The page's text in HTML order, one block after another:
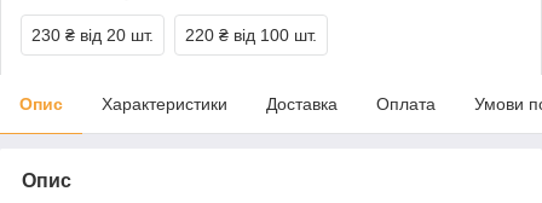
230 ₴ від 20 шт. 220 ₴ від 100 шт.
Опис Характеристики Доставка Оплата Умови
Опис